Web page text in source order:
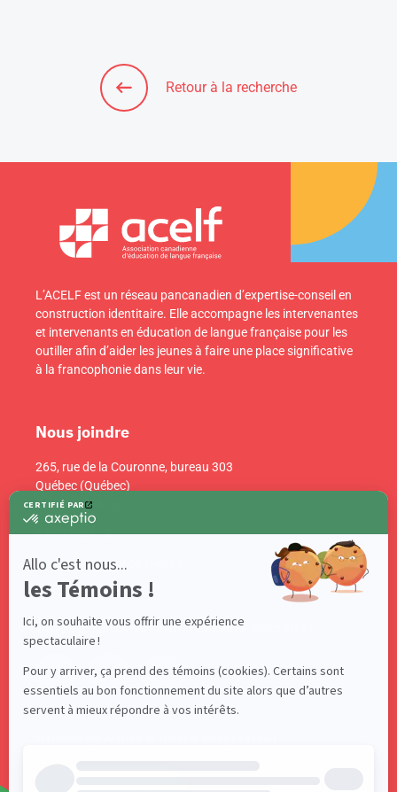
Retour à la recherche
L’ACELF est un réseau pancanadien d’expertise-conseil en
construction identitaire. Elle accompagne les intervenantes
et intervenants en éducation de langue française pour les
outiller afin d’aider les jeunes à faire une place significative
à la francophonie dans leur vie.
Suivez-nous sur nos réseaux sociaux!
Nous joindre
265, rue de la Couronne, bureau 303
Québec (Québec)
Canada G1K 6E1
info@acelf.ca
Téléphone : 418 681-4661